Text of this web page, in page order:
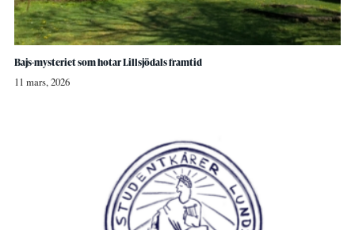
Bajs-mysteriet som hotar Lillsjödals framtid
11 mars, 2026